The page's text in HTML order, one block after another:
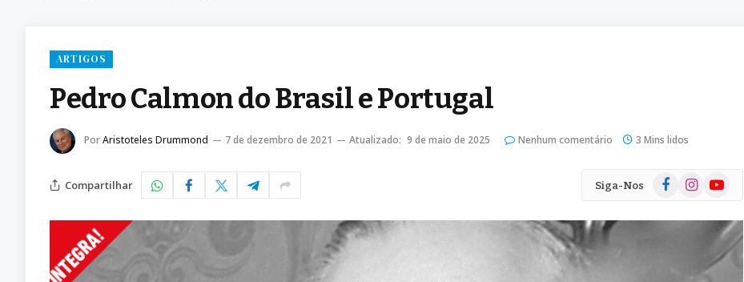
ARTIGOS
Pedro Calmon do Brasil e Portugal
PorAristoteles Drummond 7 de dezembro de 2021 Atualizado: 9 de maio de 2025 Nenhum comentário 3 Mins lidos
Compartilhar Siga-Nos FacebookInstagramYouTube